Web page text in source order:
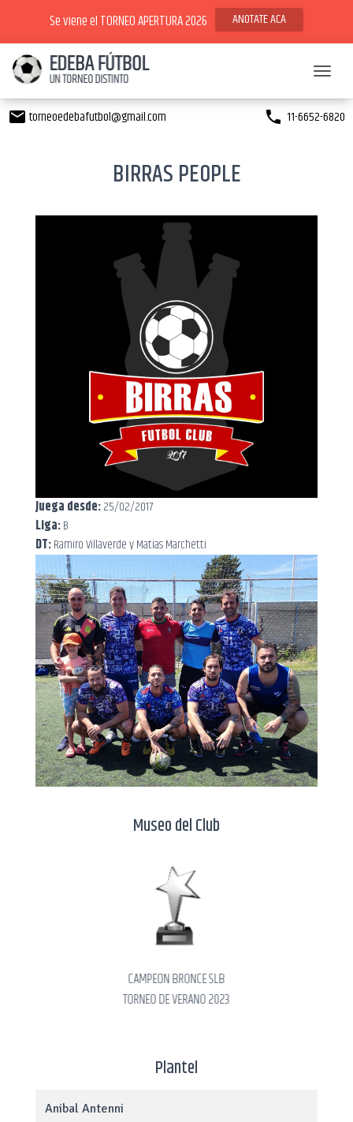
Se viene el TORNEO APERTURA 2026 ANOTATE ACA
emailtorneoedebafutbol@gmail.com phone 11-6652-6820
BIRRAS PEOPLE
Juega desde:25/02/2017
Liga:B
DT:Ramiro Villaverde y Matias Marchetti
Museo del Club
CAMPEON BRONCE SLB
TORNEO DE VERANO 2023
Plantel
Anibal Antenni